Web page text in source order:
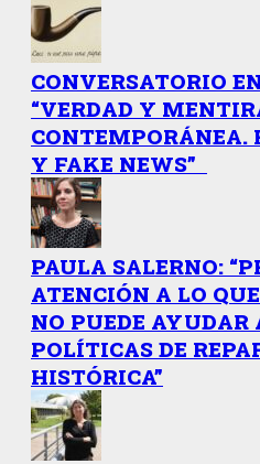
CONVERSATORIO
“VERDAD Y
CONTEMPORÁNEA.
Y FAKE NEWS”
PAULA SALERNO:
ATENCIÓN A LO
NO PUEDE AYUDAR
POLÍTICAS DE
HISTÓRICA”